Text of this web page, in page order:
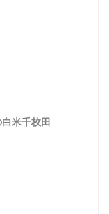
米千枚田